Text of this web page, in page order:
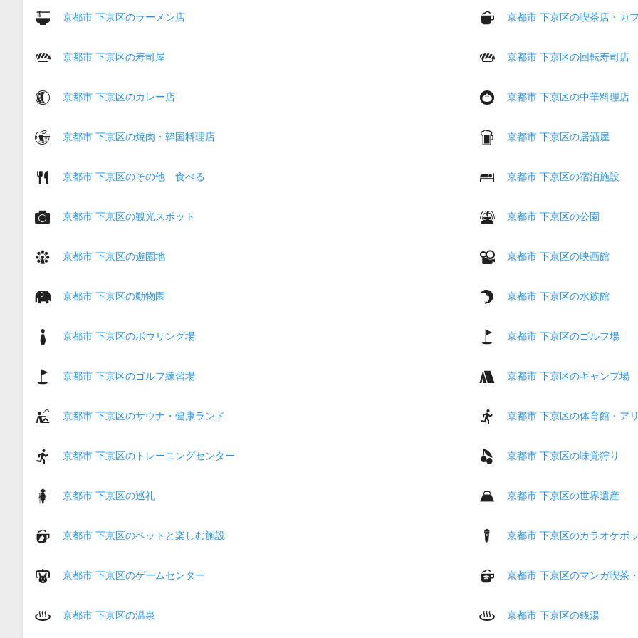
京都市 下京区のラーメン店 京都市 下京区の喫茶店・カ
京都市 下京区の寿司屋 京都市 下京区の回転寿司店
京都市 下京区のカレー店 京都市 下京区の中華料理店
京都市 下京区の焼肉・韓国料理店 京都市 下京区の居酒屋
京都市 下京区のその他 食べる 京都市 下京区の宿泊施設
京都市 下京区の観光スポット 京都市 下京区の公園
京都市 下京区の遊園地 京都市 下京区の映画館
京都市 下京区の動物園 京都市 下京区の水族館
京都市 下京区のボウリング場 京都市 下京区のゴルフ場
京都市 下京区のゴルフ練習場 京都市 下京区のキャンプ場
京都市 下京区のサウナ・健康ランド 京都市 下京区の体育館・ア
京都市 下京区のトレーニングセンター 京都市 下京区の味覚狩り
京都市 下京区の巡礼 京都市 下京区の世界遺産
京都市 下京区のペットと楽しむ施設 京都市 下京区のカラオケボ
京都市 下京区のゲームセンター 京都市 下京区のマンガ喫茶
京都市 下京区の温泉 京都市 下京区の銭湯